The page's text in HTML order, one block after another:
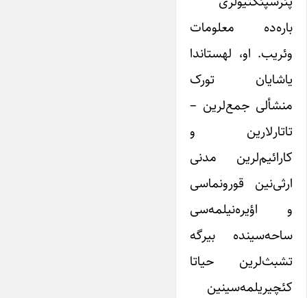
باره‌ده معلومات
وئریب. او، لهستاندا
یاشایان تورک
منشأ‌لی جمع‌لرین –
تاتارلارین و
کارائیم‌لرین مدنی
ارثی‌نین قورونماسی
و اؤیره‌نیلمه‌سی
ساحه‌سینده بیرگه
تشبث‌لرین حیاتا
کئچیریلمه‌سینین